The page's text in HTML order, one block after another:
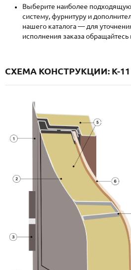
Каталог
Записаться
Выберите наиболее
систему, фурнитуру и
нашего каталога — для
исполнения заказа
СХЕМА КОНСТРУКЦИИ: K-11